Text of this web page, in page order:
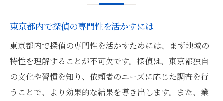
東京都内で探偵の専門性を活かすには
東京都内で探偵の専門性を活かすためには、まず地域の
特性を理解することが不可欠です。探偵は、東京都独自
の文化や習慣を知り、依頼者のニーズに応じた調査を行
うことで、より効果的な結果を導き出します。また、業